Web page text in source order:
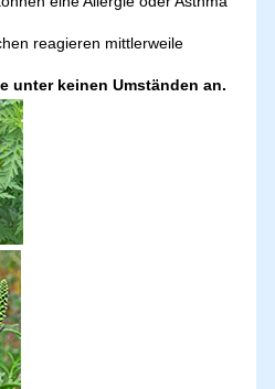
reagieren mittlerweile
unter keinen Umständen an.